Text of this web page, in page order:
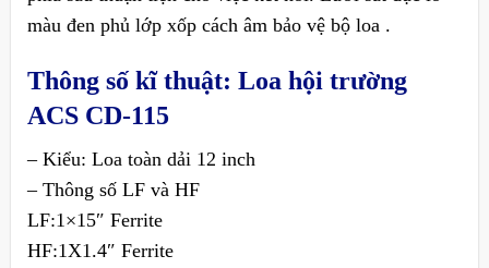
màu đen phủ lớp xốp cách âm bảo vệ bộ loa .
Thông số kĩ thuật: Loa hội trường
ACS CD-115
– Kiểu: Loa toàn dải 12 inch
– Thông số LF và HF
LF:1×15″ Ferrite
HF:1X1.4″ Ferrite